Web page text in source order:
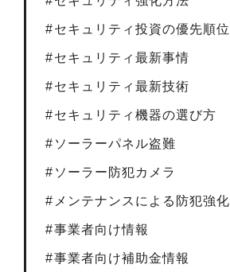
セキュリティ投資の優先順位
セキュリティ最新事情
セキュリティ最新技術
セキュリティ機器の選び方
ソーラーパネル盗難
ソーラー防犯カメラ
メンテナンスによる防犯強化
事業者向け情報
事業者向け補助金情報